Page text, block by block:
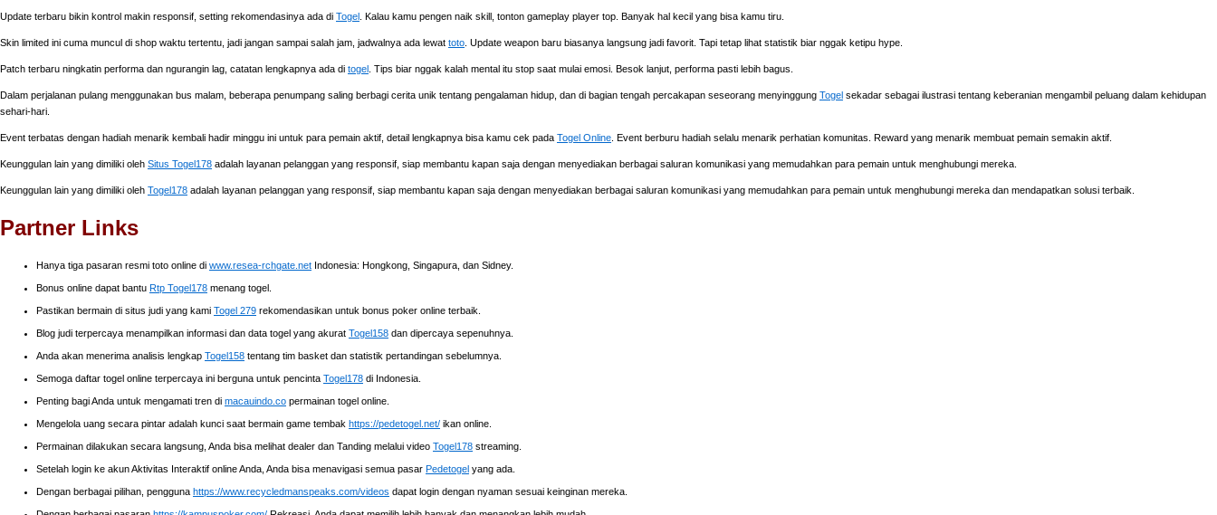
Update terbaru bikin kontrol makin responsif, setting rekomendasinya ada di Togel . Kalau kamu pengen naik skill, tonton gameplay player top. Banyak hal kecil yang bisa kamu tiru.
Skin limited ini cuma muncul di shop waktu tertentu, jadi jangan sampai salah jam, jadwalnya ada lewat toto . Update weapon baru biasanya langsung jadi favorit. Tapi tetap lihat statistik biar nggak ketipu hype.
Patch terbaru ningkatin performa dan ngurangin lag, catatan lengkapnya ada di togel . Tips biar nggak kalah mental itu stop saat mulai emosi. Besok lanjut, performa pasti lebih bagus.
Dalam perjalanan pulang menggunakan bus malam, beberapa penumpang saling berbagi cerita unik tentang pengalaman hidup, dan di bagian tengah percakapan seseorang menyinggung Togel sekadar sebagai ilustrasi tentang keberanian mengambil peluang dalam kehidupan
sehari-hari.
Event terbatas dengan hadiah menarik kembali hadir minggu ini untuk para pemain aktif, detail lengkapnya bisa kamu cek pada Togel Online . Event berburu hadiah selalu menarik perhatian komunitas. Reward yang menarik membuat pemain semakin aktif.
Keunggulan lain yang dimiliki oleh Situs Togel178 adalah layanan pelanggan yang responsif, siap membantu kapan saja dengan menyediakan berbagai saluran komunikasi yang memudahkan para pemain untuk menghubungi mereka.
Keunggulan lain yang dimiliki oleh Togel178 adalah layanan pelanggan yang responsif, siap membantu kapan saja dengan menyediakan berbagai saluran komunikasi yang memudahkan para pemain untuk menghubungi mereka dan mendapatkan solusi terbaik.
Partner Links
Hanya tiga pasaran resmi toto online di www.resea-rchgate.net Indonesia: Hongkong, Singapura, dan Sidney.
Bonus online dapat bantu Rtp Togel178 menang togel.
Pastikan bermain di situs judi yang kami Togel 279 rekomendasikan untuk bonus poker online terbaik.
Blog judi terpercaya menampilkan informasi dan data togel yang akurat Togel158 dan dipercaya sepenuhnya.
Anda akan menerima analisis lengkap Togel158 tentang tim basket dan statistik pertandingan sebelumnya.
Semoga daftar togel online terpercaya ini berguna untuk pencinta Togel178 di Indonesia.
Penting bagi Anda untuk mengamati tren di macauindo.co permainan togel online.
Mengelola uang secara pintar adalah kunci saat bermain game tembak https://pedetogel.net/ ikan online.
Permainan dilakukan secara langsung, Anda bisa melihat dealer dan Tanding melalui video Togel178 streaming.
Setelah login ke akun Aktivitas Interaktif online Anda, Anda bisa menavigasi semua pasar Pedetogel yang ada.
Dengan berbagai pilihan, pengguna https://www.recycledmanspeaks.com/videos dapat login dengan nyaman sesuai keinginan mereka.